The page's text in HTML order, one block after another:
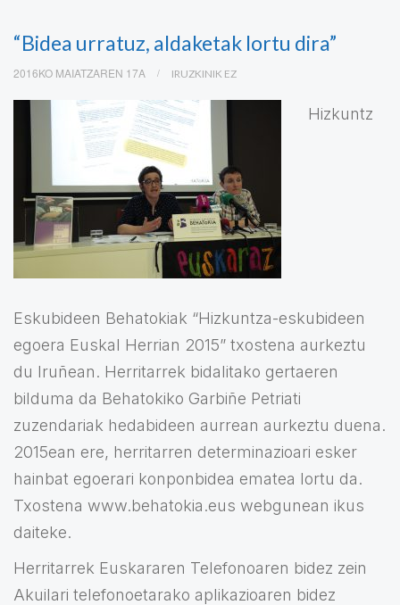
“Bidea urratuz, aldaketak lortu dira”
2016KO MAIATZAREN 17A IRUZKINIK EZ
Hizkuntz
Eskubideen Behatokiak “Hizkuntza-eskubideen
egoera Euskal Herrian 2015” txostena aurkeztu
du Iruñean. Herritarrek bidalitako gertaeren
bilduma da Behatokiko Garbiñe Petriati
zuzendariak hedabideen aurrean aurkeztu duena.
2015ean ere, herritarren determinazioari esker
hainbat egoerari konponbidea ematea lortu da.
Txostena www.behatokia.eus webgunean ikus
daiteke.
Herritarrek Euskararen Telefonoaren bidez zein
Akuilari telefonoetarako aplikazioaren bidez